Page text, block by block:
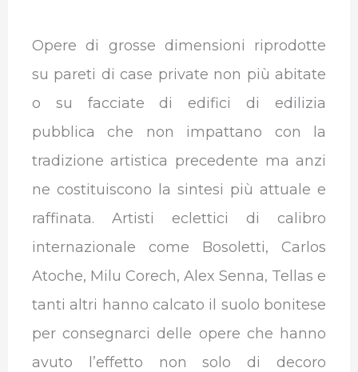
Opere di grosse dimensioni riprodotte
su pareti di case private non più abitate
o su facciate di edifici di edilizia
pubblica che non impattano con la
tradizione artistica precedente ma anzi
ne costituiscono la sintesi più attuale e
raffinata. Artisti eclettici di calibro
internazionale come Bosoletti, Carlos
Atoche, Milu Corech, Alex Senna, Tellas e
tanti altri hanno calcato il suolo bonitese
per consegnarci delle opere che hanno
avuto l’effetto non solo di decoro